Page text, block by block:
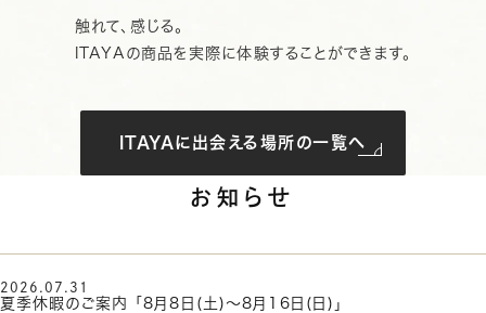
触れて、感じる。
ITAYAの商品を実際に体験することができます。
ITAYAに出会える場所の一覧へ
お知らせ
2026.07.31
夏季休暇のご案内 「8月8日(土)～8月16日(日)」